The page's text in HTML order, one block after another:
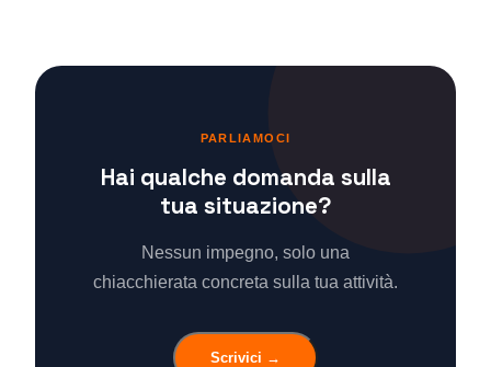
PARLIAMOCI
Hai qualche domanda sulla
tua situazione?
Nessun impegno, solo una
chiacchierata concreta sulla tua attività.
Scrivici →